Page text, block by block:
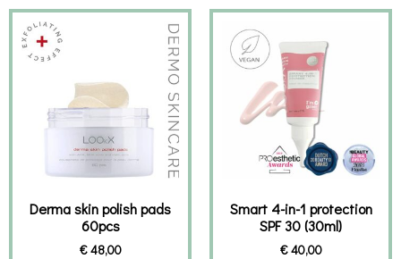
Derma skin polish pads
60pcs
€48,00
Smart 4-in-1 protection
SPF 30 (30ml)
€40,00